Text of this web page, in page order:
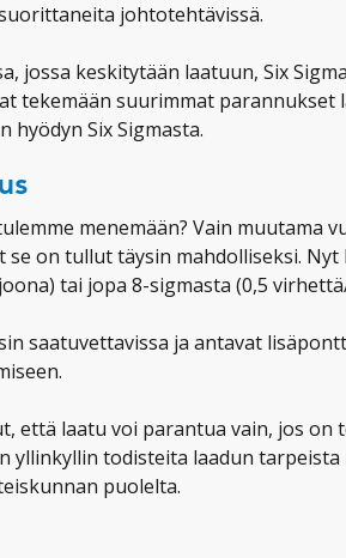
johtotehtävissä.
jossa keskitytään laatuun, Six
tekemään suurimmat parannukset
hyödyn Six Sigmasta.
menemään? Vain muutama
se on tullut täysin mahdolliseksi. Nyt
tai jopa 8-sigmasta (0,5
saatuvettavissa ja antavat
että laatu voi parantua vain, jos on
yllinkyllin todisteita laadun
puolelta.